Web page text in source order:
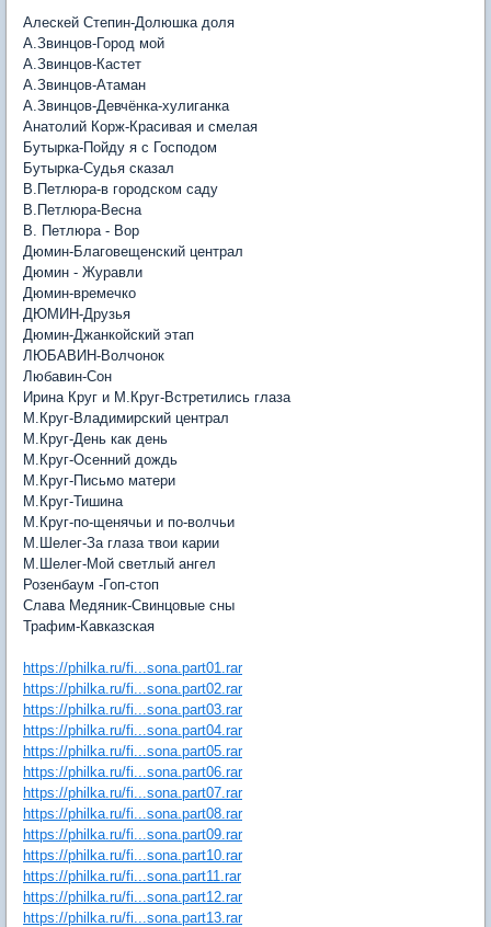
Алескей Степин-Долюшка доля
А.Звинцов-Город мой
А.Звинцов-Кастет
А.Звинцов-Атаман
А.Звинцов-Девчёнка-хулиганка
Анатолий Корж-Красивая и смелая
Бутырка-Пойду я с Господом
Бутырка-Судья сказал
В.Петлюра-в городском саду
В.Петлюра-Весна
В. Петлюра - Вор
Дюмин-Благовещенский централ
Дюмин - Журавли
Дюмин-времечко
ДЮМИН-Друзья
Дюмин-Джанкойский этап
ЛЮБАВИН-Волчонок
Любавин-Сон
Ирина Круг и М.Круг-Встретились глаза
М.Круг-Владимирский централ
М.Круг-День как день
М.Круг-Осенний дождь
М.Круг-Письмо матери
М.Круг-Тишина
М.Круг-по-щенячьи и по-волчьи
М.Шелег-За глаза твои карии
М.Шелег-Мой светлый ангел
Розенбаум -Гоп-стоп
Слава Медяник-Свинцовые сны
Трафим-Кавказская
https://philka.ru/fi...sona.part01.rar
https://philka.ru/fi...sona.part02.rar
https://philka.ru/fi...sona.part03.rar
https://philka.ru/fi...sona.part04.rar
https://philka.ru/fi...sona.part05.rar
https://philka.ru/fi...sona.part06.rar
https://philka.ru/fi...sona.part07.rar
https://philka.ru/fi...sona.part08.rar
https://philka.ru/fi...sona.part09.rar
https://philka.ru/fi...sona.part10.rar
https://philka.ru/fi...sona.part11.rar
https://philka.ru/fi...sona.part12.rar
https://philka.ru/fi...sona.part13.rar